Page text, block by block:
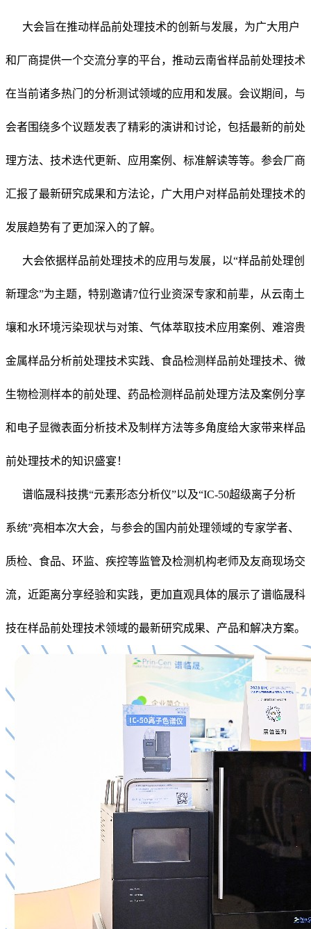
大会旨在推动样品前处理技术的创新与发展，为广大用户
和厂商提供一个交流分享的平台，推动云南省样品前处理技术
在当前诸多热门的分析测试领域的应用和发展。会议期间，与
会者围绕多个议题发表了精彩的演讲和讨论，包括最新的前处
理方法、技术迭代更新、应用案例、标准解读等等。参会厂商
汇报了最新研究成果和方法论，广大用户对样品前处理技术的
发展趋势有了更加深入的了解。
大会依据样品前处理技术的应用与发展，以“样品前处理创
新理念”为主题，特别邀请7位行业资深专家和前辈，从云南土
壤和水环境污染现状与对策、气体萃取技术应用案例、难溶贵
金属样品分析前处理技术实践、食品检测样品前处理技术、微
生物检测样本的前处理、药品检测样品前处理方法及案例分享
和电子显微表面分析技术及制样方法等多角度给大家带来样品
前处理技术的知识盛宴！
谱临晟科技携“元素形态分析仪”以及“IC-50超级离子分析
系统”亮相本次大会，与参会的国内前处理领域的专家学者、
质检、食品、环监、疾控等监管及检测机构老师及友商现场交
流，近距离分享经验和实践，更加直观具体的展示了谱临晟科
技在样品前处理技术领域的最新研究成果、产品和解决方案。